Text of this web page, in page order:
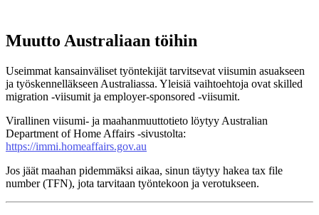
Muutto Australiaan töihin
Useimmat kansainväliset työntekijät tarvitsevat viisumin asuakseen
ja työskennelläkseen Australiassa. Yleisiä vaihtoehtoja ovat skilled
migration -viisumit ja employer-sponsored -viisumit.
Virallinen viisumi- ja maahanmuuttotieto löytyy Australian
Department of Home Affairs -sivustolta:
https://immi.homeaffairs.gov.au
Jos jäät maahan pidemmäksi aikaa, sinun täytyy hakea tax file
number (TFN), jota tarvitaan työntekoon ja verotukseen.